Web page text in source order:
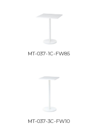
MT-037-1C-FW85
MT-037-3C-FW10